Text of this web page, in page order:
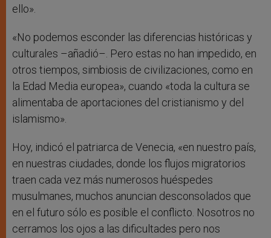
ello».
«No podemos esconder las diferencias históricas y
culturales –añadió–. Pero estas no han impedido, en
otros tiempos, simbiosis de civilizaciones, como en
la Edad Media europea», cuando «toda la cultura se
alimentaba de aportaciones del cristianismo y del
islamismo».
Hoy, indicó el patriarca de Venecia, «en nuestro país,
en nuestras ciudades, donde los flujos migratorios
traen cada vez más numerosos huéspedes
musulmanes, muchos anuncian desconsolados que
en el futuro sólo es posible el conflicto. Nosotros no
cerramos los ojos a las dificultades pero nos